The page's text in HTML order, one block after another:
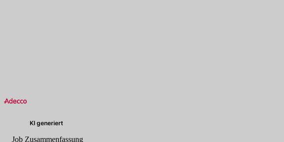
KI generiert
Job Zusammenfassung